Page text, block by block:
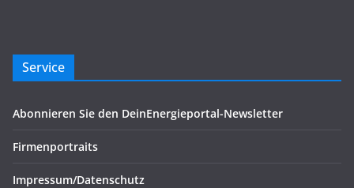
Service
Abonnieren Sie den DeinEnergieportal-Newsletter
Firmenportraits
Impressum/Datenschutz